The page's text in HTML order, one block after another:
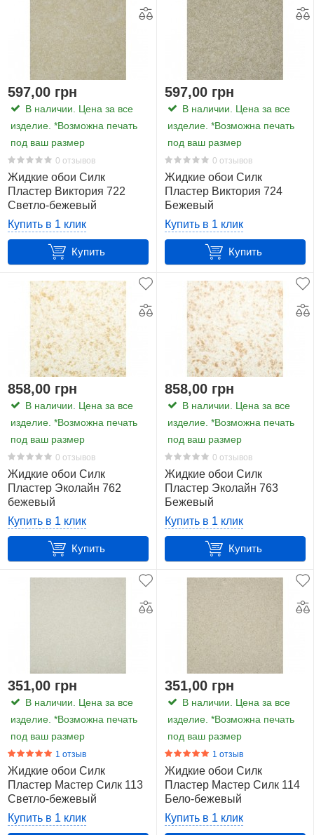
597,00 грн
В наличии. Цена за все
изделие. *Возможна печать
под ваш размер
0 отзывов
Жидкие обои Силк
Пластер Виктория 722
Светло-бежевый
Купить в 1 клик
Купить
597,00 грн
В наличии. Цена за все
изделие. *Возможна печать
под ваш размер
0 отзывов
Жидкие обои Силк
Пластер Виктория 724
Бежевый
Купить в 1 клик
Купить
858,00 грн
В наличии. Цена за все
изделие. *Возможна печать
под ваш размер
0 отзывов
Жидкие обои Силк
Пластер Эколайн 762
бежевый
Купить в 1 клик
Купить
858,00 грн
В наличии. Цена за все
изделие. *Возможна печать
под ваш размер
0 отзывов
Жидкие обои Силк
Пластер Эколайн 763
Бежевый
Купить в 1 клик
Купить
351,00 грн
В наличии. Цена за все
изделие. *Возможна печать
под ваш размер
1 отзыв
Жидкие обои Силк
Пластер Мастер Силк 113
Светло-бежевый
Купить в 1 клик
351,00 грн
В наличии. Цена за все
изделие. *Возможна печать
под ваш размер
1 отзыв
Жидкие обои Силк
Пластер Мастер Силк 114
Бело-бежевый
Купить в 1 клик